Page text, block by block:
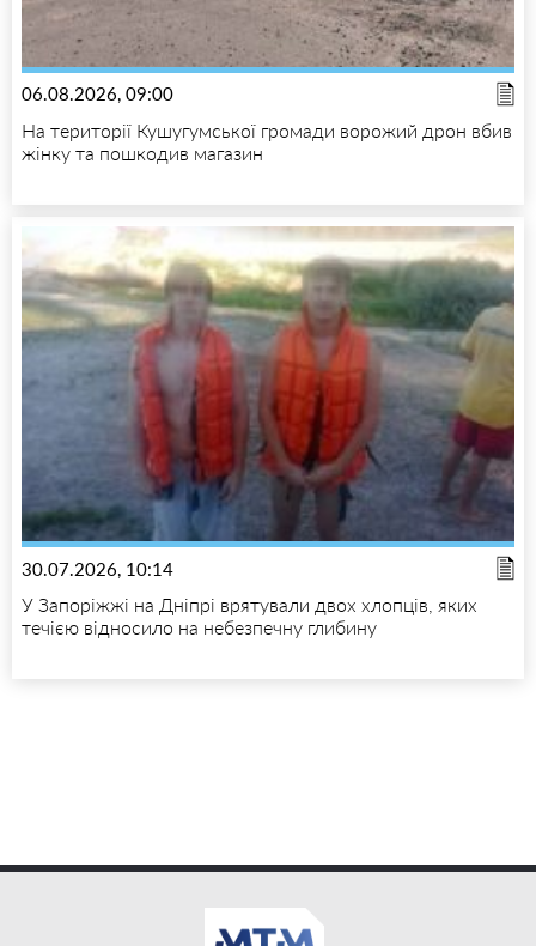
06.08.2026, 09:00
На території Кушугумської громади ворожий дрон вбив
жінку та пошкодив магазин
30.07.2026, 10:14
У Запоріжжі на Дніпрі врятували двох хлопців, яких
течією відносило на небезпечну глибину